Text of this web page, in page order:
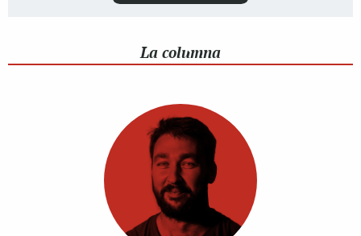
La columna